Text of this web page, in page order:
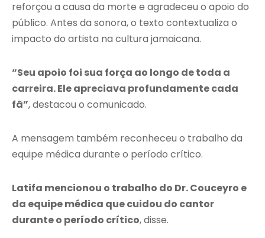
reforçou a causa da morte e agradeceu o apoio do
público. Antes da sonora, o texto contextualiza o
impacto do artista na cultura jamaicana.
“Seu apoio foi sua força ao longo de toda a
carreira. Ele apreciava profundamente cada
fã”, destacou o comunicado.
A mensagem também reconheceu o trabalho da
equipe médica durante o período crítico.
Latifa mencionou o trabalho do Dr. Couceyro e
da equipe médica que cuidou do cantor
durante o período crítico, disse.